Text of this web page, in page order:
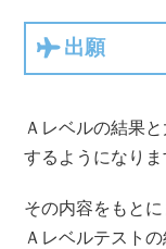
出願
Ａレベルの結果
するようになりま
その内容をもと
Ａレベルテスト